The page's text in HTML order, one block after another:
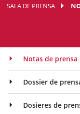
SALA DE PRENSA
Notas de prensa
Dossier de
Dosieres de